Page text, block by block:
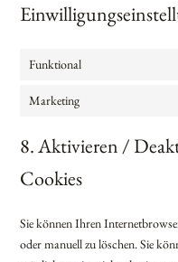
Funktional
Marketing
8. Aktivieren /
Cookies
Sie können Ihren
oder manuell zu löschen. Sie